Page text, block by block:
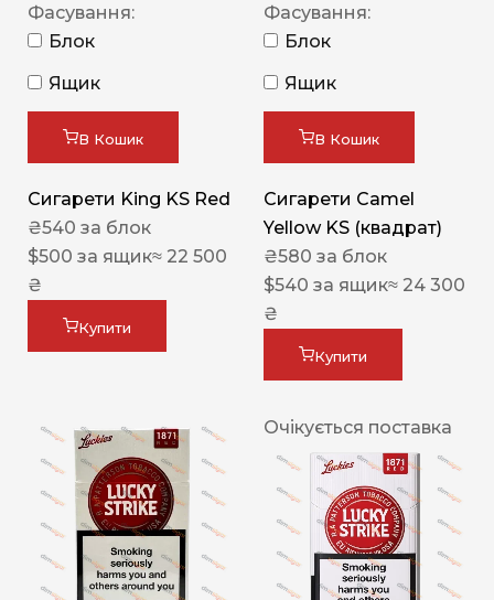
Фасування:
Блок
Ящик
В Кошик
Сигарети King KS Red
₴540 за блок
$500 за ящик≈ 22 500
₴
Купити
Фасування:
Блок
Ящик
В Кошик
Сигарети Camel
Yellow KS (квадрат)
₴580 за блок
$540 за ящик≈ 24 300
₴
Купити
Очікується поставка